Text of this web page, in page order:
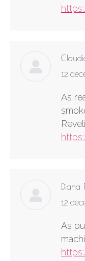
says:
12
As
Diana
says:
12
As